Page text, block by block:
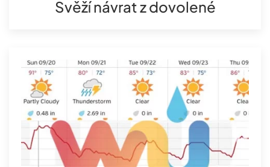
Svěží návrat z dovolené